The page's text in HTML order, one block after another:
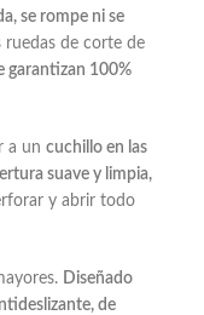
se rompe ni se
ruedas de corte de
garantizan 100%
a un cuchillo en las
suave y limpia,
y abrir todo
Diseñado
de